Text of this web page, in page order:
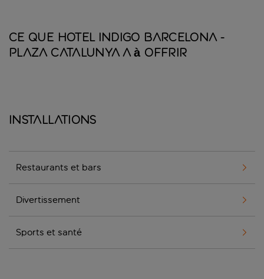
Ce que Hotel Indigo Barcelona -
Plaza Catalunya a à offrir
Installations
Restaurants et bars
Divertissement
Sports et santé